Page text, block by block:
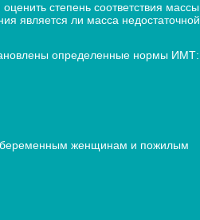
степень соответствия массы
является ли масса недостаточной,
определенные нормы ИМТ:
женщинам и пожилым